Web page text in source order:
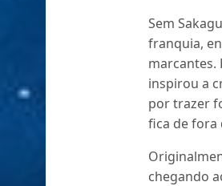
Sem
franquia,
marcantes.
inspirou a
por trazer
fica de fora
chegando